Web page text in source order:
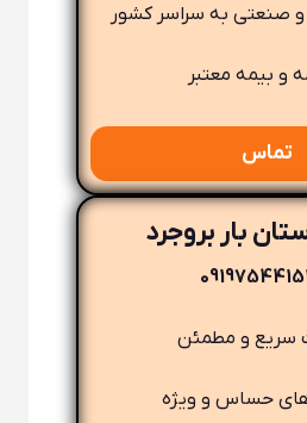
و صنعتی به سراسر کشور
و بیمه معتبر
تماس
بار بروجرد
سریع و مطمئن
حساس و ویژه